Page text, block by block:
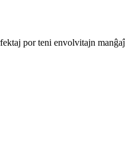
por teni envolvitajn